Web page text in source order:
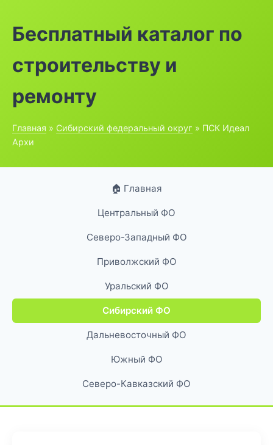
Бесплатный каталог по
строительству и
ремонту
Главная » Сибирский федеральный округ » ПСК Идеал
Архи
🏠 Главная
Центральный ФО
Северо-Западный ФО
Приволжский ФО
Уральский ФО
Сибирский ФО
Дальневосточный ФО
Южный ФО
Северо-Кавказский ФО